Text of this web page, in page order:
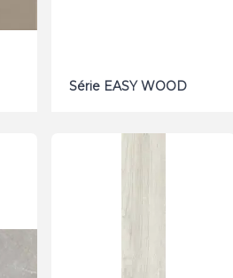
Série EASY WOOD